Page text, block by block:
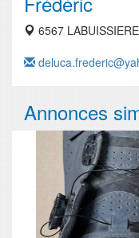
6567
Annonces